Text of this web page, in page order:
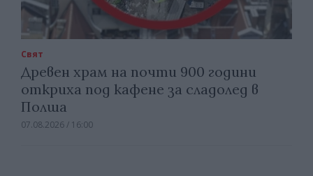
Свят
Древен храм на почти 900 години
откриха под кафене за сладолед в
Полша
07.08.2026 / 16:00